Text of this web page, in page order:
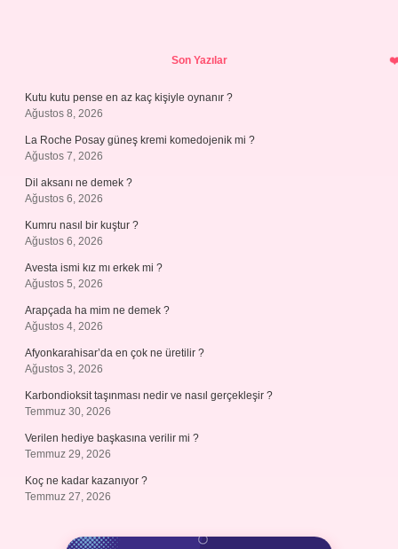
Son Yazılar
Kutu kutu pense en az kaç kişiyle oynanır ?
Ağustos 8, 2026
La Roche Posay güneş kremi komedojenik mi ?
Ağustos 7, 2026
Dil aksanı ne demek ?
Ağustos 6, 2026
Kumru nasıl bir kuştur ?
Ağustos 6, 2026
Avesta ismi kız mı erkek mi ?
Ağustos 5, 2026
Arapçada ha mim ne demek ?
Ağustos 4, 2026
Afyonkarahisar’da en çok ne üretilir ?
Ağustos 3, 2026
Karbondioksit taşınması nedir ve nasıl gerçekleşir ?
Temmuz 30, 2026
Verilen hediye başkasına verilir mi ?
Temmuz 29, 2026
Koç ne kadar kazanıyor ?
Temmuz 27, 2026